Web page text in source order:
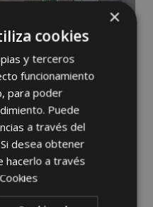
×
cookies
y terceros
funcionamiento
para poder
Puede
a través del
desea obtener
hacerlo a través